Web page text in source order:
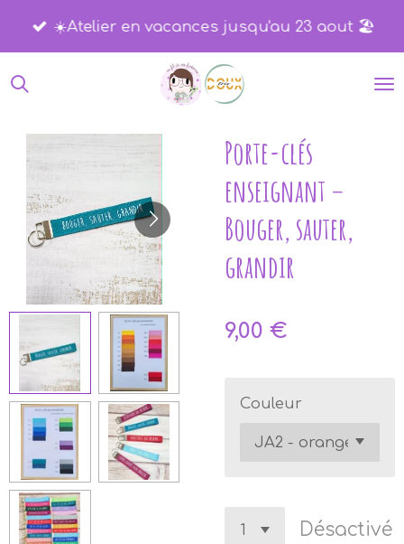
Passer
principal
☀️​Atelier en vacances jusqu'au 23 aout 🏖️​
Porte-clés
enseignant –
Bouger, sauter,
grandir
9,00 €
Couleur
Désactivé